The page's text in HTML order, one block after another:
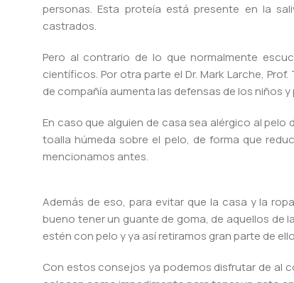
personas. Esta proteía está presente en la
castrados.
Pero al contrario de lo que normalmente
científicos. Por otra parte el Dr. Mark Larche,
de compañía aumenta las defensas de los niños
En caso que alguien de casa sea alérgico al
toalla húmeda sobre el pelo, de forma que
mencionamos antes.
Además de eso, para evitar que la casa y la
bueno tener un guante de goma, de aquellos de
estén con pelo y ya así retiramos gran parte de
Con estos consejos ya podemos disfrutar de al